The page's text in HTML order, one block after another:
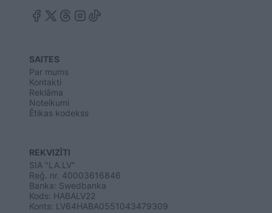
SAITES
Par mums
Kontakti
Reklāma
Noteikumi
Ētikas kodekss
REKVIZĪTI
SIA "LA.LV"
Reģ. nr. 40003616846
Banka: Swedbanka
Kods: HABALV22
Konts: LV64HABA0551043479309